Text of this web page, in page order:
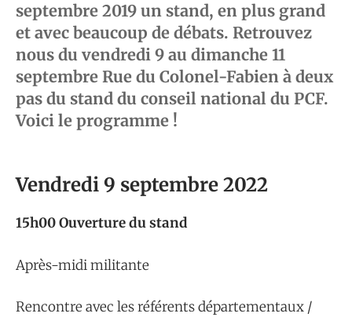
septembre 2019 un stand, en plus grand
et avec beaucoup de débats. Retrouvez
nous du vendredi 9 au dimanche 11
septembre Rue du Colonel-Fabien à deux
pas du stand du conseil national du PCF.
Voici le programme !
Vendredi 9 septembre 2022
15h00 Ouverture du stand
Après-midi militante
Rencontre avec les référents départementaux /